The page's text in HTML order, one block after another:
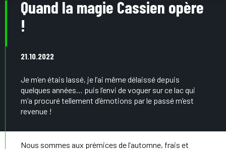
Quand la magie Cassien opère
!
21.10.2022
Je m’en étais lassé, je l’ai même délaissé depuis
quelques années… puis l’envi de voguer sur ce lac qui
m’a procuré tellement d’émotions par le passé m’est
revenue !
Nous sommes aux prémices de l’automne, frais et